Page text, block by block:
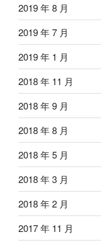
2019 年 8 月
2019 年 7 月
2019 年 1 月
2018 年 11 月
2018 年 9 月
2018 年 8 月
2018 年 5 月
2018 年 3 月
2018 年 2 月
2017 年 11 月